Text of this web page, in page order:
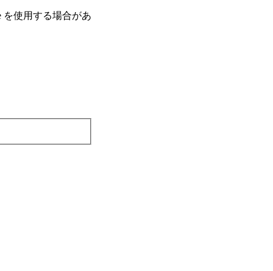
使⽤する場合があ